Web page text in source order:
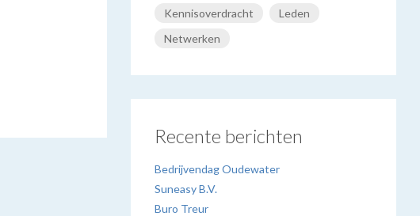
Kennisoverdracht
Leden
Netwerken
Recente berichten
Bedrijvendag Oudewater
Suneasy B.V.
Buro Treur